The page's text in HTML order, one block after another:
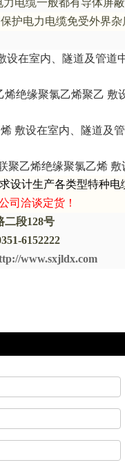
力电缆一般都有导体屏
护电力电缆免受外界
设在室内、隧道及管道
烯绝缘聚氯乙烯聚乙 敷
敷设在室内、隧道及
聚乙烯绝缘聚氯乙烯 敷
设计生产各类型特种电
司洽谈定货！
二段128号
6152222
www.sxjldx.com